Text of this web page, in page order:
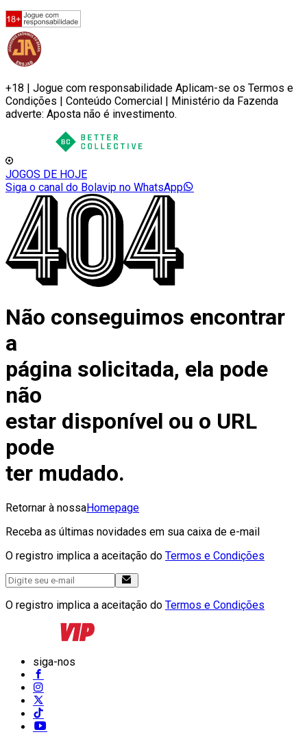
+18 | Jogue com responsabilidade Aplicam-se os Termos e
Condições | Conteúdo Comercial | Ministério da Fazenda
adverte: Aposta não é investimento.
JOGOS DE HOJE
Siga o canal do Bolavip no WhatsApp
Não conseguimos encontrar
a
página solicitada, ela pode
não
estar disponível ou o URL
pode
ter mudado.
Retornar à nossaHomepage
Receba as últimas novidades em sua caixa de e-mail
O registro implica a aceitação do Termos e Condições
O registro implica a aceitação do Termos e Condições
siga-nos